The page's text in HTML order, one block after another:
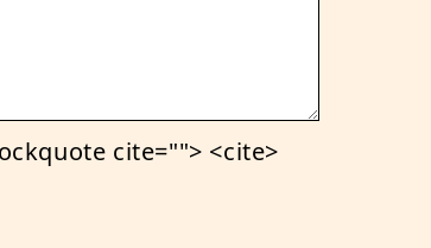
cite=""> <cite>